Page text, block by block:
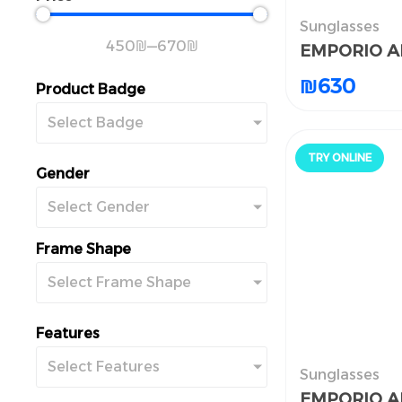
450₪—670₪
Product Badge
Select Badge
Gender
Select Gender
Frame Shape
Select Frame Shape
Features
Select Features
Sunglasses
EMPORIO
₪630
TRY ONLINE
Sunglasses
الشمسية
EMPORIO
₪630
جرّب أونلاين
الشمسية